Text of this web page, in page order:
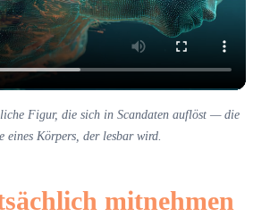
Figur, die sich in Scandaten auflöst — die
eines Körpers, der lesbar wird.
mitnehmen